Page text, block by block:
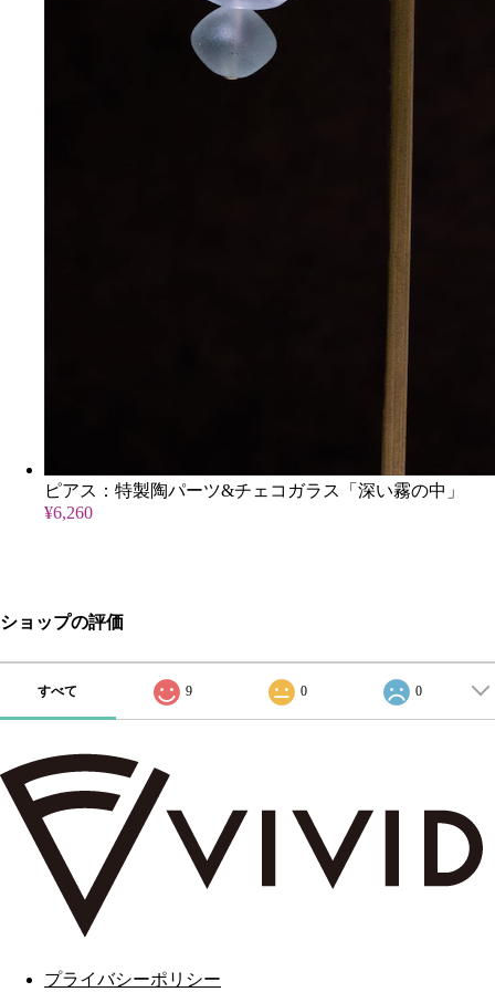
ピアス：特製陶パーツ&チェコガラス「深い霧の中」
¥6,260
ショップの評価
すべて 9 0 0
プライバシーポリシー